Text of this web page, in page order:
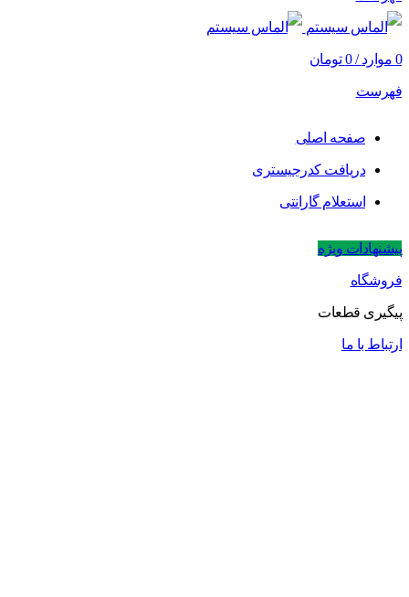
0 موارد /
0 تومان
فهرست
صفحه اصلی
دریافت کدرجیستری
استعلام گارانتی
پیشنهادات ویژه
فروشگاه
پیگیری قطعات
ارتباط با ما